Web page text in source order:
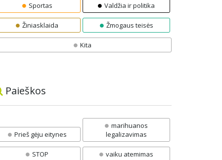
Sportas Valdžia ir politika
Žiniasklaida Žmogaus teisės
Kita
Paieškos
Prieš gėju eitynes
marihuanos
legalizavimas
STOP vaiku atemimas